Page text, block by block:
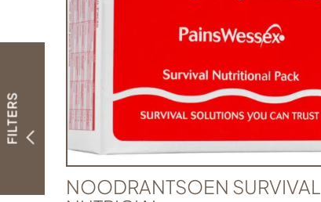
FILTERS
NOODRANTSOEN SURVIVAL